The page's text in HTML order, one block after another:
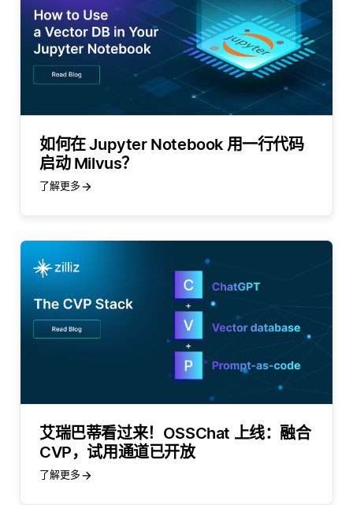
如何在 Jupyter Notebook 用一行代码
启动 Milvus？
了解更多
艾瑞巴蒂看过来！OSSChat 上线：融合
CVP，试用通道已开放
了解更多